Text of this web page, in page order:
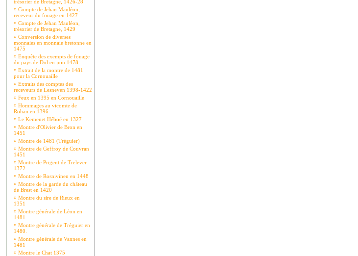
trésorier de Bretagne, 1426-28
¤ Compte de Jehan Mauléon,
receveur du fouage en 1427
¤ Compte de Jehan Mauléon,
trésorier de Bretagne, 1429
¤ Conversion de diverses
monnaies en monnaie bretonne en
1475
¤ Enquête des exempts de fouage
du pays de Dol en juin 1478.
¤ Extrait de la montre de 1481
pour la Cornouaille
¤ Extraits des comptes des
receveurs de Lesneven 1398-1422
¤ Feux en 1395 en Cornouaille
¤ Hommages au vicomte de
Rohan en 1396
¤ Le Kemenet Héboé en 1327
¤ Montre d'Olivier de Bron en
1451
¤ Montre de 1481 (Tréguier)
¤ Montre de Geffroy de Couvran
1451
¤ Montre de Prigent de Trelever
1372
¤ Montre de Rosnivinen en 1448
¤ Montre de la garde du château
de Brest en 1420
¤ Montre du sire de Rieux en
1351
¤ Montre générale de Léon en
1481
¤ Montre générale de Tréguier en
1480.
¤ Montre générale de Vannes en
1481
¤ Montre le Chat 1375